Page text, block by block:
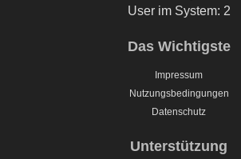
User im System: 2
Das Wichtigste
Impressum
Nutzungsbedingungen
Datenschutz
Unterstützung